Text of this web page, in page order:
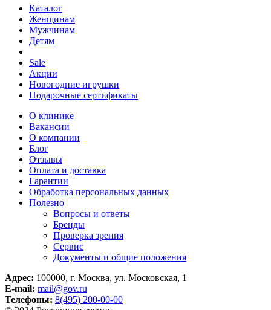
Каталог
Женщинам
Мужчинам
Детям
Sale
Акции
Новогодние игрушки
Подарочные сертификаты
О клинике
Вакансии
О компании
Блог
Отзывы
Оплата и доставка
Гарантии
Обработка персональных данных
Полезно
Вопросы и ответы
Бренды
Проверка зрения
Сервис
Документы и общие положения
Адрес: 100000, г. Москва, ул. Московская, 1
E-mail: mail@gov.ru
Телефоны: 8(495) 200-00-00